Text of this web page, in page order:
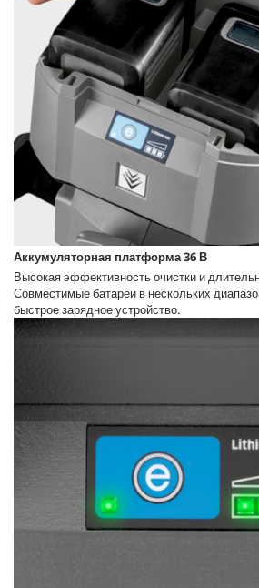
Аккумуляторная платформа 36 В
Высокая эффективность очистки и
Совместимые батареи в нескольких
быстрое зарядное устройство.